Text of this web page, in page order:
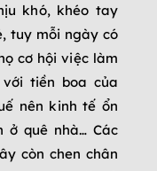
khó, khéo tay
tuy mỗi ngày có
cơ hội việc làm
tiền boa của
nên kinh tế ổn
ở quê nhà… Các
còn chen chân